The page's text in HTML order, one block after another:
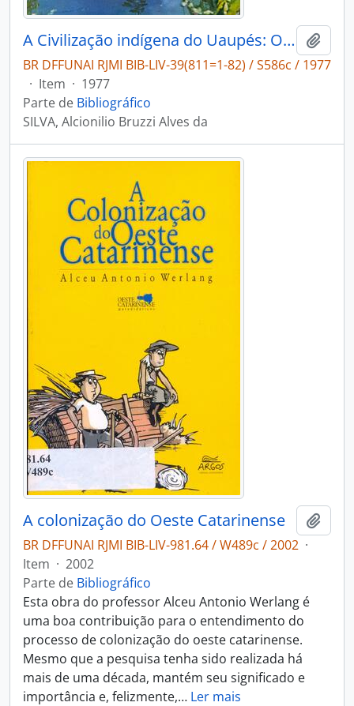
A Civilização indígena do Uaupés: Observações antropológicas, etnográficas e sociológicas.
BR DFFUNAI RJMI BIB-LIV-39(811=1-82) / S586c / 1977
· Item · 1977
Parte de Bibliográfico
SILVA, Alcionilio Bruzzi Alves da
A colonização do Oeste Catarinense
BR DFFUNAI RJMI BIB-LIV-981.64 / W489c / 2002 ·
Item · 2002
Parte de Bibliográfico
Esta obra do professor Alceu Antonio Werlang é
uma boa contribuição para o entendimento do
processo de colonização do oeste catarinense.
Mesmo que a pesquisa tenha sido realizada há
mais de uma década, mantém seu significado e
importância e, felizmente,… Ler mais